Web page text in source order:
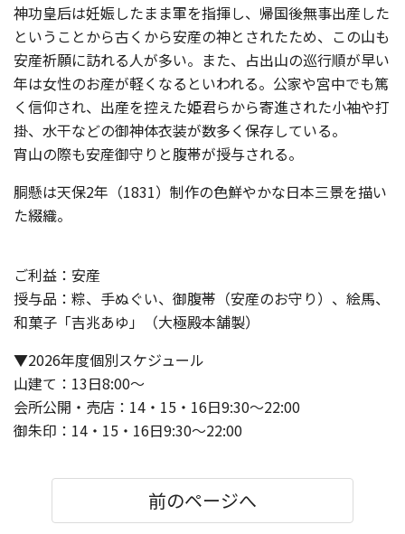
神功皇后は妊娠したまま軍を指揮し、帰国後無事出産した
ということから古くから安産の神とされたため、この山も
安産祈願に訪れる人が多い。また、占出山の巡行順が早い
年は女性のお産が軽くなるといわれる。公家や宮中でも篤
く信仰され、出産を控えた姫君らから寄進された小袖や打
掛、水干などの御神体衣装が数多く保存している。
宵山の際も安産御守りと腹帯が授与される。
胴懸は天保2年（1831）制作の色鮮やかな日本三景を描い
た綴織。
ご利益：安産
授与品：粽、手ぬぐい、御腹帯（安産のお守り）、絵馬、
和菓子「吉兆あゆ」（大極殿本舗製）
▼2026年度個別スケジュール
山建て：13日8:00～
会所公開・売店：14・15・16日9:30～22:00
御朱印：14・15・16日9:30～22:00
前のページへ